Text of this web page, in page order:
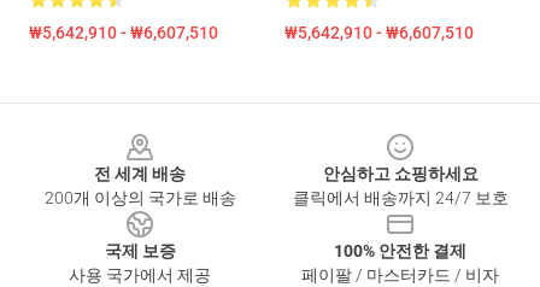
₩5,642,910 - ₩6,607,510 ₩5,642,910 - ₩6,607,510
전 세계 배송
200개 이상의 국가로 배송
안심하고 쇼핑하세요
클릭에서 배송까지 24/7 보호
국제 보증
사용 국가에서 제공
100% 안전한 결제
페이팔 / 마스터카드 / 비자